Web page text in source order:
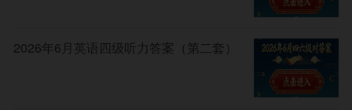
2026年6月英语四级听力答案（第二套）